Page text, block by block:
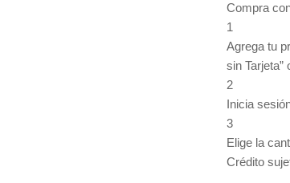
Compra
1
Agrega tu
sin Tarjeta”
2
Inicia
3
Elige la
Crédito